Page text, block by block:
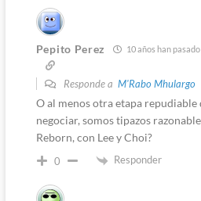
Pepito Perez 10 años han
Responde a M'Rabo Mhulargo
O al menos otra etapa repudiable
negociar, somos tipazos
Reborn, con Lee y Choi?
0 Responder